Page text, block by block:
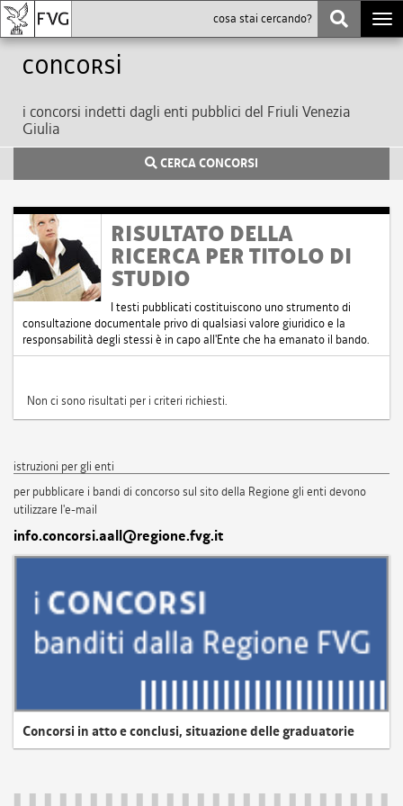
Concorsi
i concorsi indetti dagli enti pubblici del Friuli Venezia
Giulia
CERCA CONCORSI
RISULTATO DELLA
RICERCA PER TITOLO DI
STUDIO
I testi pubblicati costituiscono uno strumento di
consultazione documentale privo di qualsiasi valore giuridico e la
responsabilità degli stessi è in capo all'Ente che ha emanato il bando.
Non ci sono risultati per i criteri richiesti.
istruzioni per gli enti
per pubblicare i bandi di concorso sul sito della Regione gli enti devono
utilizzare l'e-mail
info.concorsi.aall@regione.fvg.it
Concorsi in atto e conclusi, situazione delle graduatorie